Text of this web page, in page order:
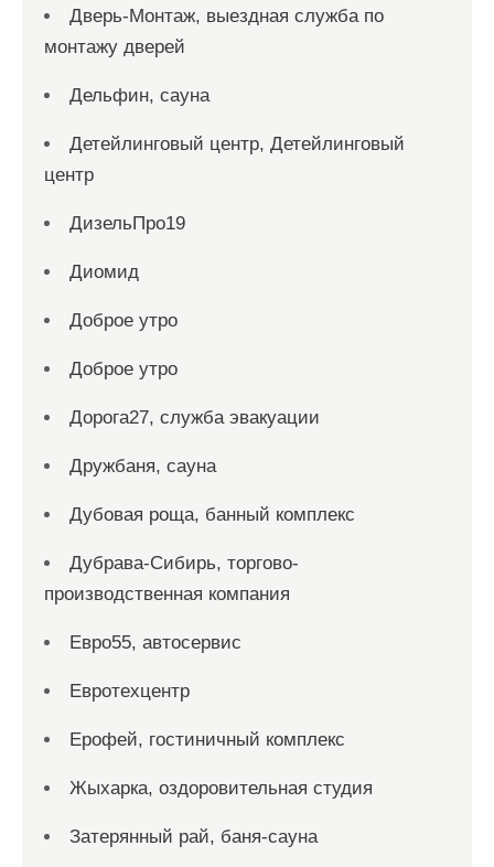
Дверь-Монтаж, выездная служба по
монтажу дверей
Дельфин, сауна
Детейлинговый центр, Детейлинговый
центр
ДизельПро19
Диомид
Доброе утро
Доброе утро
Дорога27, служба эвакуации
Дружбаня, сауна
Дубовая роща, банный комплекс
Дубрава-Сибирь, торгово-
производственная компания
Евро55, автосервис
Евротехцентр
Ерофей, гостиничный комплекс
Жыхарка, оздоровительная студия
Затерянный рай, баня-сауна